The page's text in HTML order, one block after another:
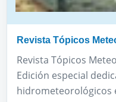
Revista Tópicos
Revista Tópicos
Edición especial
hidrometeorológicos